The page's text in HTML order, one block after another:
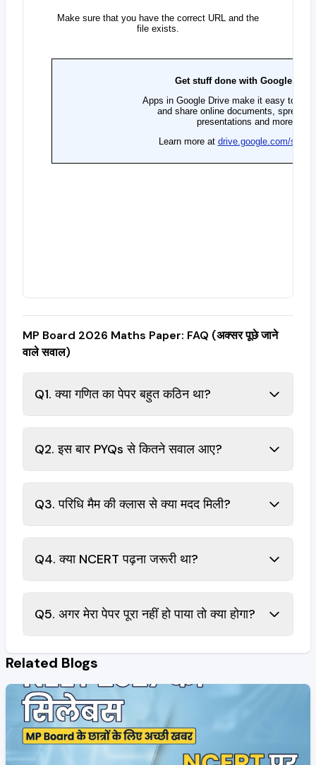
MP Board 2026 Maths Paper: FAQ (अक्सर पूछे जाने
वाले सवाल)
Q1. क्या गणित का पेपर बहुत कठिन था?
Q2. इस बार PYQs से कितने सवाल आए?
Q3. परिधि मैम की क्लास से क्या मदद मिली?
Q4. क्या NCERT पढ़ना जरूरी था?
Q5. अगर मेरा पेपर पूरा नहीं हो पाया तो क्या होगा?
Related Blogs